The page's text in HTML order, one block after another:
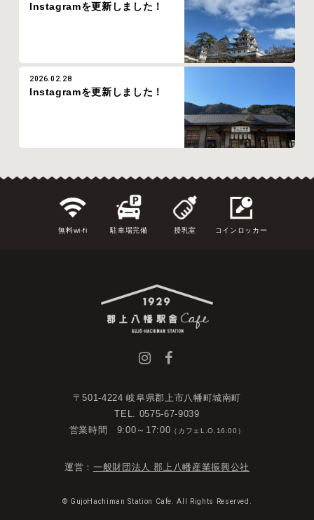
Instagramを更新しました！
2026.02.28
Instagramを更新しました！
無料wi-fi 駐車場完備 授乳室 コインロッカー
〒501-4224 岐阜県郡上市八幡町城南町
TEL. 0575-67-9039
営業時間 9:00～17:00 （カフェL.O.16:00）
運営： 一般財団法人 郡上八幡産業振興公社
© GujoHachiman Station Cafe. All Rights Reserved.